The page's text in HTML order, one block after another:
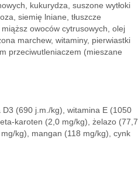
kukurydza, suszone wytłoki
siemię lniane, tłuszcze
owoców cytrusowych, olej
marchew, witaminy, pierwiastki
przeciwutleniaczem (mieszane
(690 j.m./kg), witamina E (1050
karoten (2,0 mg/kg), żelazo (77,7
kg), mangan (118 mg/kg), cynk